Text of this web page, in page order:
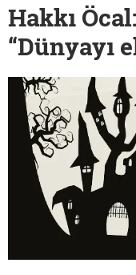
Hakkı
“Dünyayı